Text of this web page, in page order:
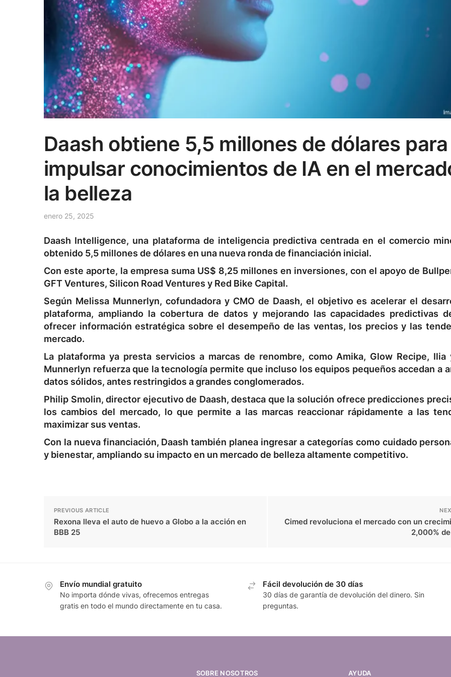
Daash obtiene 5,5 millones de dólares para
impulsar conocimientos de IA en el
la belleza
enero 25, 2025
Daash Intelligence, una plataforma de inteligencia predictiva centrada en el comercio
obtenido 5,5 millones de dólares en una nueva ronda de financiación inicial.
Con este aporte, la empresa suma US$ 8,25 millones en inversiones, con el apoyo de
GFT Ventures, Silicon Road Ventures y Red Bike Capital.
Según Melissa Munnerlyn, cofundadora y CMO de Daash, el objetivo es acelerar el
plataforma, ampliando la cobertura de datos y mejorando las capacidades predictivas
ofrecer información estratégica sobre el desempeño de las ventas, los precios y las
mercado.
La plataforma ya presta servicios a marcas de renombre, como Amika, Glow Recipe, Ilia
Munnerlyn refuerza que la tecnología permite que incluso los equipos pequeños accedan a
datos sólidos, antes restringidos a grandes conglomerados.
Philip Smolin, director ejecutivo de Daash, destaca que la solución ofrece predicciones
los cambios del mercado, lo que permite a las marcas reaccionar rápidamente a las
maximizar sus ventas.
Con la nueva financiación, Daash también planea ingresar a categorías como cuidado
y bienestar, ampliando su impacto en un mercado de belleza altamente competitivo.
PREVIOUS ARTICLE
Rexona lleva el auto de huevo a Globo a la acción en
BBB 25
Cimed revoluciona el mercado con un
2,000%
Envío mundial gratuito
No importa dónde vivas, ofrecemos entregas
gratis en todo el mundo directamente en tu casa.
Fácil devolución de 30 días
30 días de garantía de devolución del dinero. Sin
preguntas.
SOBRE NOSOTROS AYUDA